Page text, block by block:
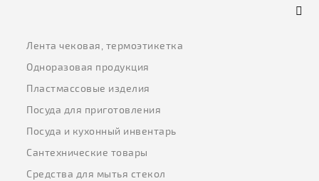
Лента чековая, термоэтикетка
Одноразовая продукция
Пластмассовые изделия
Посуда для приготовления
Посуда и кухонный инвентарь
Сантехнические товары
Средства для мытья стекол